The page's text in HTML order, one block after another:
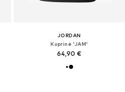
JORDAN
Kuprinė 'JAM'
64,90 €